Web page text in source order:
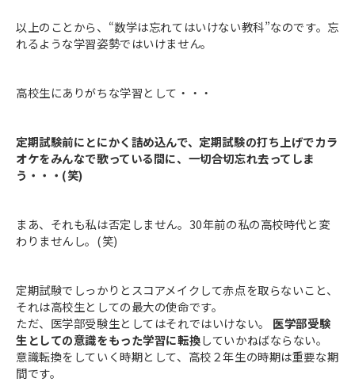
以上のことから、“数学は忘れてはいけない教科”なのです。忘
れるような学習姿勢ではいけません。
高校生にありがちな学習として・・・
定期試験前にとにかく詰め込んで、定期試験の打ち上げでカラ
オケをみんなで歌っている間に、一切合切忘れ去ってしま
う・・・(笑)
まあ、それも私は否定しません。30年前の私の高校時代と変
わりませんし。(笑)
定期試験でしっかりとスコアメイクして赤点を取らないこと、
それは高校生としての最大の使命です。
ただ、医学部受験生としてはそれではいけない。 医学部受験
生としての意識をもった学習に転換していかねばならない。
意識転換をしていく時期として、高校２年生の時期は重要な期
間です。